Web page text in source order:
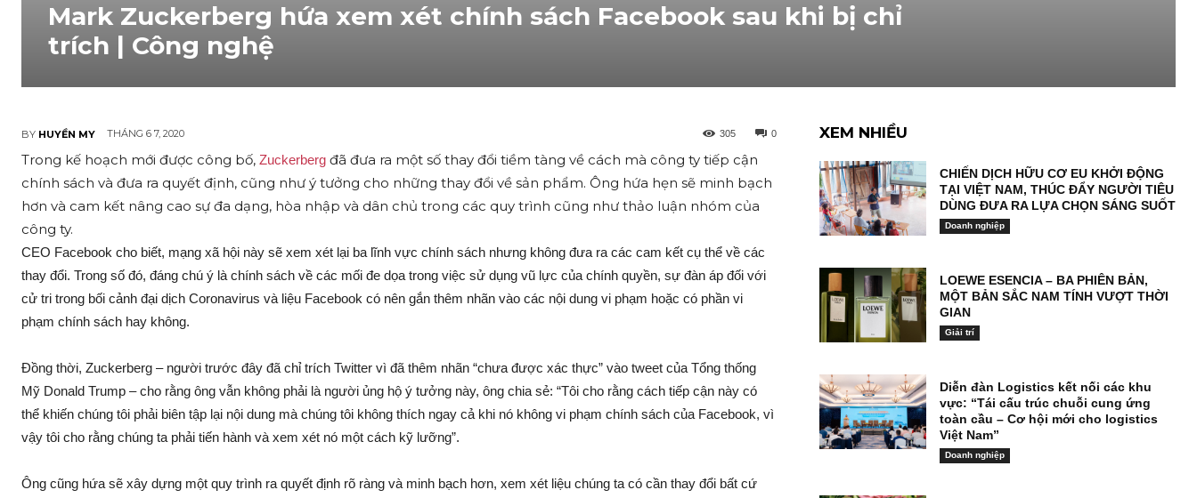
Mark Zuckerberg hứa xem xét chính sách Facebook sau khi bị chỉ
trích | Công nghệ
BY HUYỀN MY THÁNG 6 7, 2020 0
305
Trong kế hoạch mới được công bố, Zuckerberg đã đưa ra một số thay đổi tiềm tàng về cách mà công ty tiếp cận
chính sách và đưa ra quyết định, cũng như ý tưởng cho những thay đổi về sản phẩm. Ông hứa hẹn sẽ minh bạch
hơn và cam kết nâng cao sự đa dạng, hòa nhập và dân chủ trong các quy trình cũng như thảo luận nhóm của
công ty.
CEO Facebook cho biết, mạng xã hội này sẽ xem xét lại ba lĩnh vực chính sách nhưng không đưa ra các cam kết cụ thể về các
thay đổi. Trong số đó, đáng chú ý là chính sách về các mối đe dọa trong việc sử dụng vũ lực của chính quyền, sự đàn áp đối với
cử tri trong bối cảnh đại dịch Coronavirus và liệu Facebook có nên gắn thêm nhãn vào các nội dung vi phạm hoặc có phần vi
phạm chính sách hay không.
Đồng thời, Zuckerberg – người trước đây đã chỉ trích Twitter vì đã thêm nhãn “chưa được xác thực” vào tweet của Tổng thống
Mỹ Donald Trump – cho rằng ông vẫn không phải là người ủng hộ ý tưởng này, ông chia sẻ: “Tôi cho rằng cách tiếp cận này có
thể khiến chúng tôi phải biên tập lại nội dung mà chúng tôi không thích ngay cả khi nó không vi phạm chính sách của Facebook, vì
vậy tôi cho rằng chúng ta phải tiến hành và xem xét nó một cách kỹ lưỡng”.
Ông cũng hứa sẽ xây dựng một quy trình ra quyết định rõ ràng và minh bạch hơn, xem xét liệu chúng ta có cần thay đổi bất cứ
XEM NHIỀU
CHIẾN DỊCH HỮU CƠ EU KHỞI ĐỘNG
TẠI VIỆT NAM, THÚC ĐẨY NGƯỜI TIÊU
DÙNG ĐƯA RA LỰA CHỌN SÁNG SUỐT
Doanh nghiệp
LOEWE ESENCIA – BA PHIÊN BẢN,
MỘT BẢN SẮC NAM TÍNH VƯỢT THỜI
GIAN
Giải trí
Diễn đàn Logistics kết nối các khu
vực: “Tái cấu trúc chuỗi cung ứng
toàn cầu – Cơ hội mới cho logistics
Việt Nam”
Doanh nghiệp